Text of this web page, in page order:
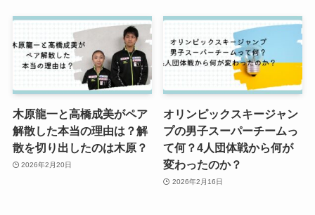
木原龍一と高橋成美がペア
解散した本当の理由は？解
散を切り出したのは木原？
2026年2月20日
オリンピックスキージャン
プの男子スーパーチームっ
て何？4人団体戦から何が
変わったのか？
2026年2月16日